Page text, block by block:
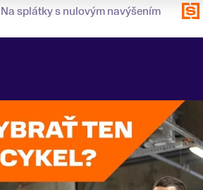
Na splátky s nulovým navýšením